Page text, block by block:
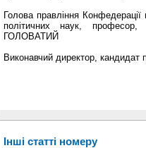
Голова правління
політичних наук,
ГОЛОВАТИЙ
Виконавчий директор,
Інші статті номеру